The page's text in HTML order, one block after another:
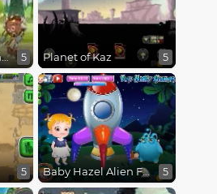
Ben 10 Steam Camp 5 Planet of Kaz 5
5 Baby Hazel Alien Friend 5